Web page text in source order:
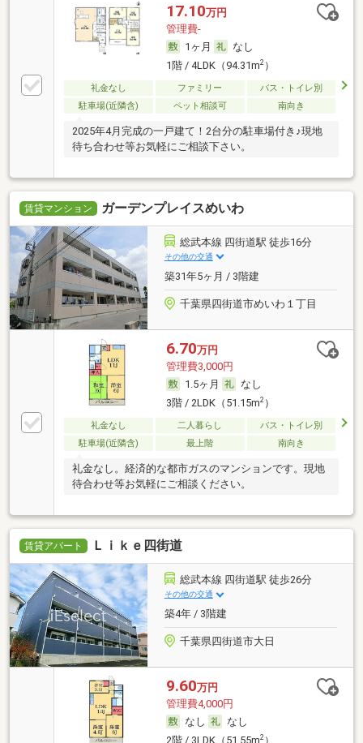
17.10万円
管理費-
1ヶ月
なし
1階 / 4LDK（94.31m2）
礼金なし ファミリー
バス・トイレ別
駐車場(近隣含)
ペット相談可 南向き
2025年4月完成の一戸建て！2台分の駐車場付き♪現地
待ち合わせ等お気軽にご相談下さい。
賃貸マンション ガーデンプレイスめいわ
総武本線 四街道駅 徒歩16分
その他の交通
築31年5ヶ月 / 3階建
千葉県四街道市めいわ１丁目
6.70万円
管理費3,000円
1.5ヶ月
なし
3階 / 2LDK（51.15m2）
礼金なし 二人暮らし
バス・トイレ別
駐車場(近隣含)
最上階 南向き
礼金なし。経済的な都市ガスのマンションです。現地
待合わせ等お気軽にご相談ください。
賃貸アパート Ｌｉｋｅ四街道
総武本線 四街道駅 徒歩26分
その他の交通
築4年 / 3階建
千葉県四街道市大日
9.60万円
管理費4,000円
なし
なし
2